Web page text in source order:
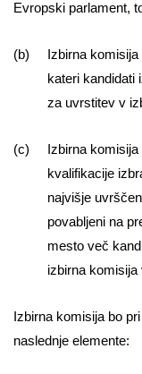
Evropski parlament,
(b) Izbirna komisija
kateri kandidati
za uvrstitev v
(c) Izbirna komisija
kvalifikacije
najvišje
povabljeni na
mesto več
izbirna komisija
Izbirna komisija bo
naslednje elemente: